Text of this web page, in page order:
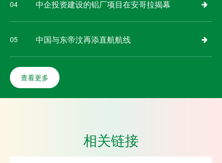
04 中企投资建设的铝厂项目在安哥拉揭幕
05 中国与东帝汶再添直航航线
查看更多
相关链接